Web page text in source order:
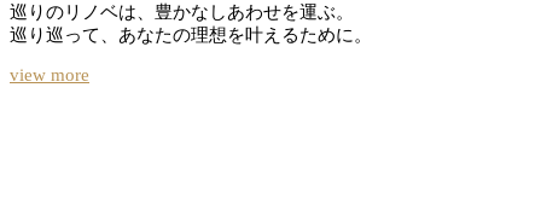
巡りのリノベは、豊かなしあわせを運ぶ。
巡り巡って、あなたの理想を叶えるために。
view more